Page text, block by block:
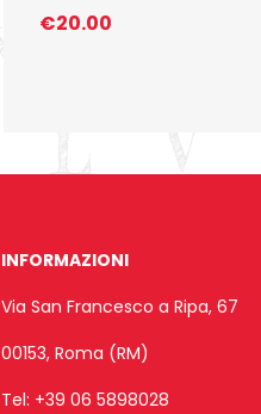
€20.00
INFORMAZIONI
Via San Francesco a Ripa, 67
00153, Roma (RM)
Tel: +39 06 5898028